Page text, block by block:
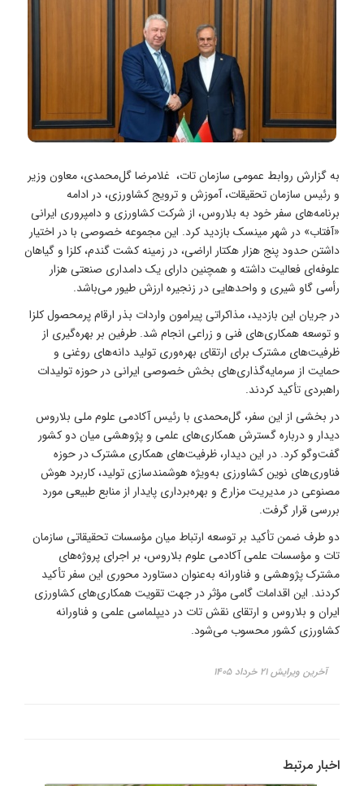
به گزارش روابط عمومی سازمان تات، غلامرضا گل‌محمدی، معاون وزیر
و رئیس سازمان تحقیقات، آموزش و ترویج کشاورزی، در ادامه
برنامه‌های سفر خود به بلاروس، از شرکت کشاورزی و دامپروری ایرانی
«آفتاب» در شهر مینسک بازدید کرد. این مجموعه خصوصی با در اختیار
داشتن حدود پنج هزار هکتار اراضی، در زمینه کشت گندم، کلزا و گیاهان
علوفه‌ای فعالیت داشته و همچنین دارای یک دامداری صنعتی هزار
رأسی گاو شیری و واحدهایی در زنجیره ارزش طیور می‌باشد.
در جریان این بازدید، مذاکراتی پیرامون واردات بذر ارقام پرمحصول کلزا
و توسعه همکاری‌های فنی و زراعی انجام شد. طرفین بر بهره‌گیری از
ظرفیت‌های مشترک برای ارتقای بهره‌وری تولید دانه‌های روغنی و
حمایت از سرمایه‌گذاری‌های بخش خصوصی ایرانی در حوزه تولیدات
راهبردی تأکید کردند.
در بخشی از این سفر، گل‌محمدی با رئیس آکادمی علوم ملی بلاروس
دیدار و درباره گسترش همکاری‌های علمی و پژوهشی میان دو کشور
گفت‌وگو کرد. در این دیدار، ظرفیت‌های همکاری مشترک در حوزه
فناوری‌های نوین کشاورزی به‌ویژه هوشمندسازی تولید، کاربرد هوش
مصنوعی در مدیریت مزارع و بهره‌برداری پایدار از منابع طبیعی مورد
بررسی قرار گرفت.
دو طرف ضمن تأکید بر توسعه ارتباط میان مؤسسات تحقیقاتی سازمان
تات و مؤسسات علمی آکادمی علوم بلاروس، بر اجرای پروژه‌های
مشترک پژوهشی و فناورانه به‌عنوان دستاورد محوری این سفر تأکید
کردند. این اقدامات گامی مؤثر در جهت تقویت همکاری‌های کشاورزی
ایران و بلاروس و ارتقای نقش تات در دیپلماسی علمی و فناورانه
کشاورزی کشور محسوب می‌شود.
آخرین ویرایش ۲۱ خرداد ۱۴۰۵
اخبار مرتبط